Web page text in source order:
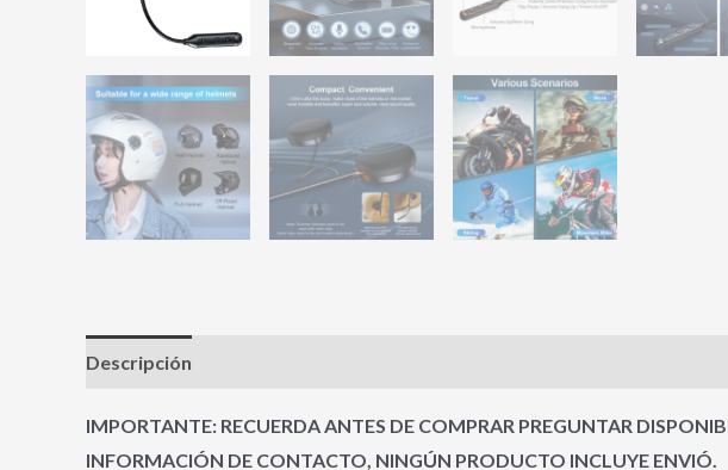
Descripción
IMPORTANTE: RECUERDA ANTES DE COMPRAR PREGUNTAR
INFORMACIÓN DE CONTACTO, NINGÚN PRODUCTO INCLUYE ENVIÓ.